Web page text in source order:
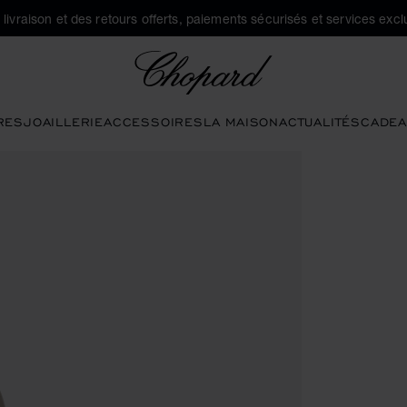
livraison et des retours offerts, paiements sécurisés et services
JOAILLERIEACCESSOIRESLA MAISONACTUALITÉS